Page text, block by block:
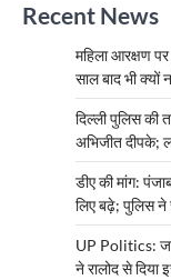
Recent News
महिला आरक्षण
साल बाद भी क्यों
दिल्ली पुलिस की
अभिजीत दीपके;
डीए की मांग:
लिए बढ़े; पुलिस
UP Politics:
ने रालोद से